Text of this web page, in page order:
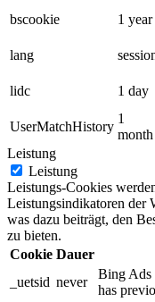
bscookie
1 year
lang
lidc
1 day
UserMatchHistory
1
month
Leistung
Leistung
Leistungs-Cookies
Leistungsindikatoren der
was dazu beiträgt, den
zu bieten.
Cookie Dauer
_uetsid never
Bing Ads
has